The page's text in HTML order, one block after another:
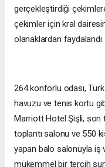
gerçekleştirdiği
çekimler için kral
olanaklardan faydalandı.
264 konforlu odası,
havuzu ve tenis kortu
Marriott Hotel Şişli, son
toplantı salonu ve 550
yapan balo salonuyla iş
mükemmel bir tercih